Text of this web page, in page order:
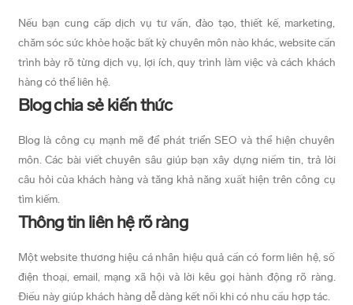
Nếu bạn cung cấp dịch vụ tư vấn, đào tạo, thiết kế, marketing,
chăm sóc sức khỏe hoặc bất kỳ chuyên môn nào khác, website cần
trình bày rõ từng dịch vụ, lợi ích, quy trình làm việc và cách khách
hàng có thể liên hệ.
Blog chia sẻ kiến thức
Blog là công cụ mạnh mẽ để phát triển SEO và thể hiện chuyên
môn. Các bài viết chuyên sâu giúp bạn xây dựng niềm tin, trả lời
câu hỏi của khách hàng và tăng khả năng xuất hiện trên công cụ
tìm kiếm.
Thông tin liên hệ rõ ràng
Một website thương hiệu cá nhân hiệu quả cần có form liên hệ, số
điện thoại, email, mạng xã hội và lời kêu gọi hành động rõ ràng.
Điều này giúp khách hàng dễ dàng kết nối khi có nhu cầu hợp tác.